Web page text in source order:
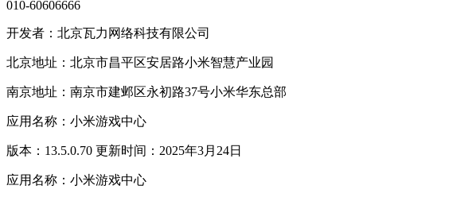
010-60606666
开发者：北京瓦力网络科技有限公司
北京地址：北京市昌平区安居路小米智慧产业园
南京地址：南京市建邺区永初路37号小米华东总部
应用名称：小米游戏中心
版本：13.5.0.70 更新时间：2025年3月24日
应用名称：小米游戏中心